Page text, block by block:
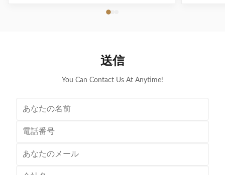
with real-time voltage/current monitoring and precise
送信
You Can Contact Us At Anytime!